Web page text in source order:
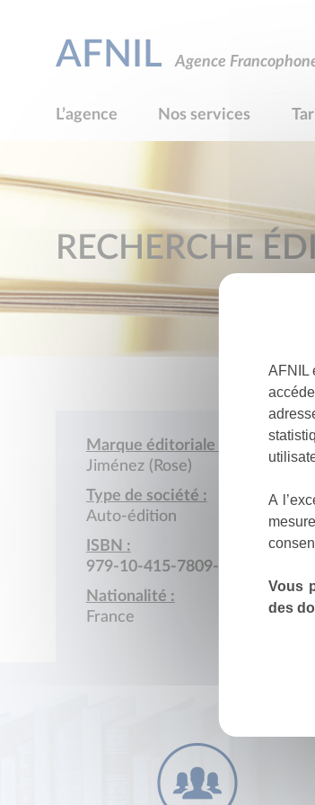
AFNIL Agence
L’agence Nos services
RECHERCHE
Marque éditoriale :
Jiménez (Rose)
Type de société :
Auto-édition
ISBN :
979-10-415-7809-2
Nationalité :
France
AFNIL
A
Vous
des